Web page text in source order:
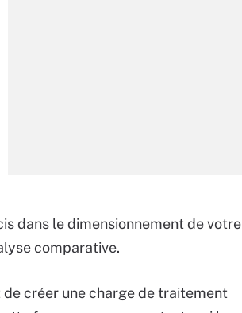
dans le dimensionnement de votre
comparative.
créer une charge de traitement